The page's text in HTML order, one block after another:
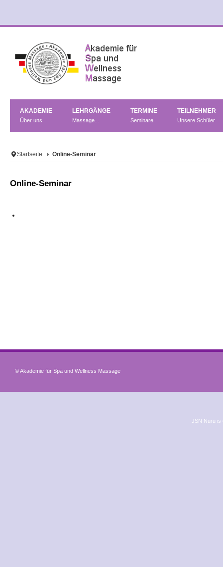
AKADEMIE
Über uns
LEHRGÄNGE
Massage...
TERMINE
Seminare
TEILNEHMER
Unsere Schüler
Startseite Online-Seminar
Online-Seminar
© Akademie für Spa und Wellness Massage
JSN Nuru